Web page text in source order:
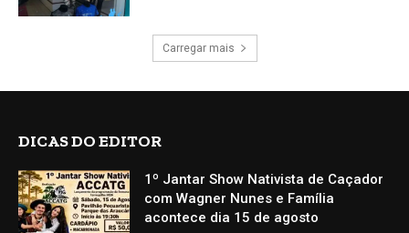
Carregar mais
DICAS DO EDITOR
1º Jantar Show Nativista de Caçador
com Wagner Nunes e Família
acontece dia 15 de agosto